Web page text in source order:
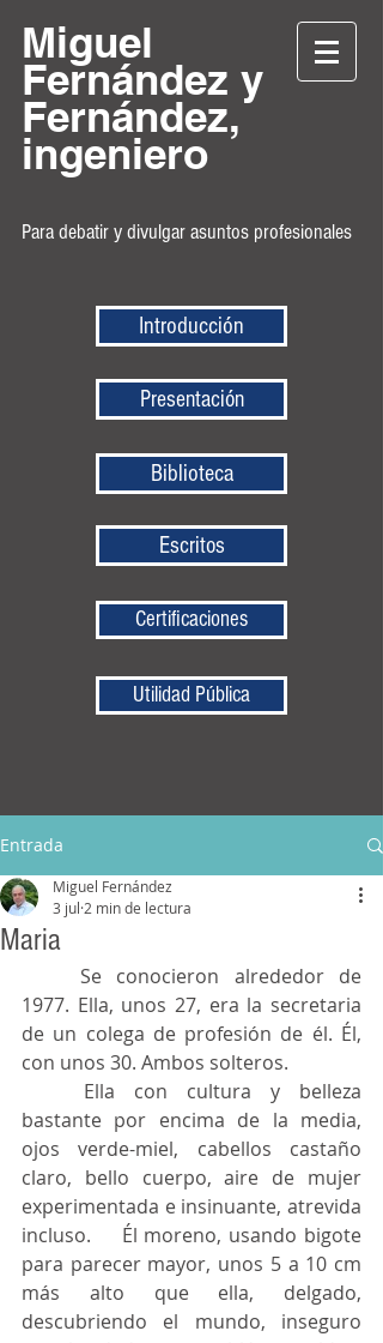
Miguel
Fernández y
Fernández,
ingeniero
Para debatir y divulgar asuntos profesionales
Introducción
Presentación
Biblioteca
Escritos
Certificaciones
Utilidad Pública
Entrada
Maria
Miguel Fernández
3 jul 2 min de lectura
1977. Ella, unos 27, era la secretaria
de un colega de profesión de él. Él,
con unos 30. Ambos solteros.
bastante por encima de la media,
ojos verde-miel, cabellos castaño
claro, bello cuerpo, aire de mujer
experimentada e insinuante, atrevida
incluso. 	Él moreno, usando bigote
para parecer mayor, unos 5 a 10 cm
más alto que ella, delgado,
descubriendo el mundo, inseguro